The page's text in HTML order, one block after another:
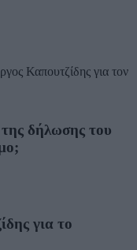
Καπουτζίδης για τον
της δήλωσης του
για το